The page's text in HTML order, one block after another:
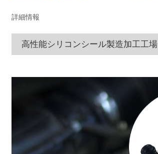
詳細情報
高性能シリコンシール製造加工工場